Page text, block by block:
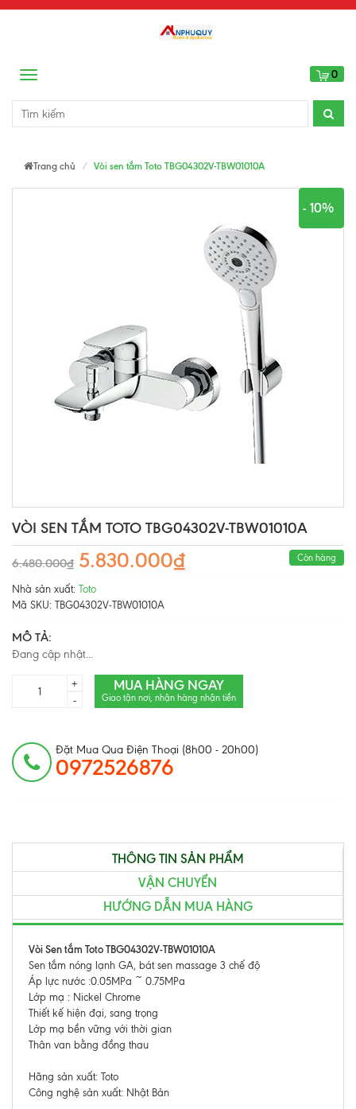
Menu 0
Trang chủ Vòi sen tắm Toto TBG04302V-TBW01010A
- 10%
VÒI SEN TẮM TOTO TBG04302V-TBW01010A
6.480.000₫ 5.830.000₫ Còn hàng
Nhà sản xuất: Toto
Mã SKU: TBG04302V-TBW01010A
MÔ TẢ:
Đang cập nhật...
+
-
MUA HÀNG NGAY
Giao tận nơi, nhận hàng nhận tiền
Đặt Mua Qua Điện Thoại (8h00 - 20h00)
0972526876
THÔNG TIN SẢN PHẨM
VẬN CHUYỂN
HƯỚNG DẪN MUA HÀNG
Vòi Sen tắm Toto TBG04302V-TBW01010A
Sen tắm nóng lạnh GA, bát sen massage 3 chế độ
Áp lực nước :0.05MPa ~ 0.75MPa
Lớp mạ : Nickel Chrome
Thiết kế hiện đại, sang trọng
Lớp mạ bền vững với thời gian
Thân van bằng đồng thau
Hãng sản xuất: Toto
Công nghệ sản xuất: Nhật Bản